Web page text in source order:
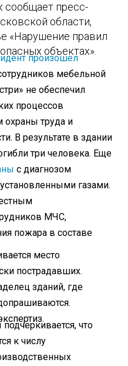
пресс-
области,
«Нарушение правил
объектах».
произошел
мебельной
не обеспечил
процессов
охраны труда и
В результате в здании
три человека. Еще
с диагнозом
газами.
МЧС,
пожара в составе
место
пострадавших.
зданий, где
что
к числу